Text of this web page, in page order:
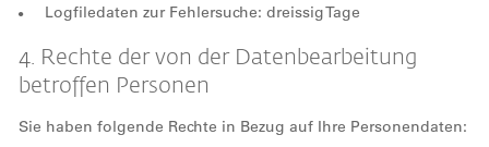
Logfiledaten zur Fehlersuche: dreissig Tage
4. Rechte der von der Datenbearbeitung
betroffen Personen
Sie haben folgende Rechte in Bezug auf Ihre Personendaten: